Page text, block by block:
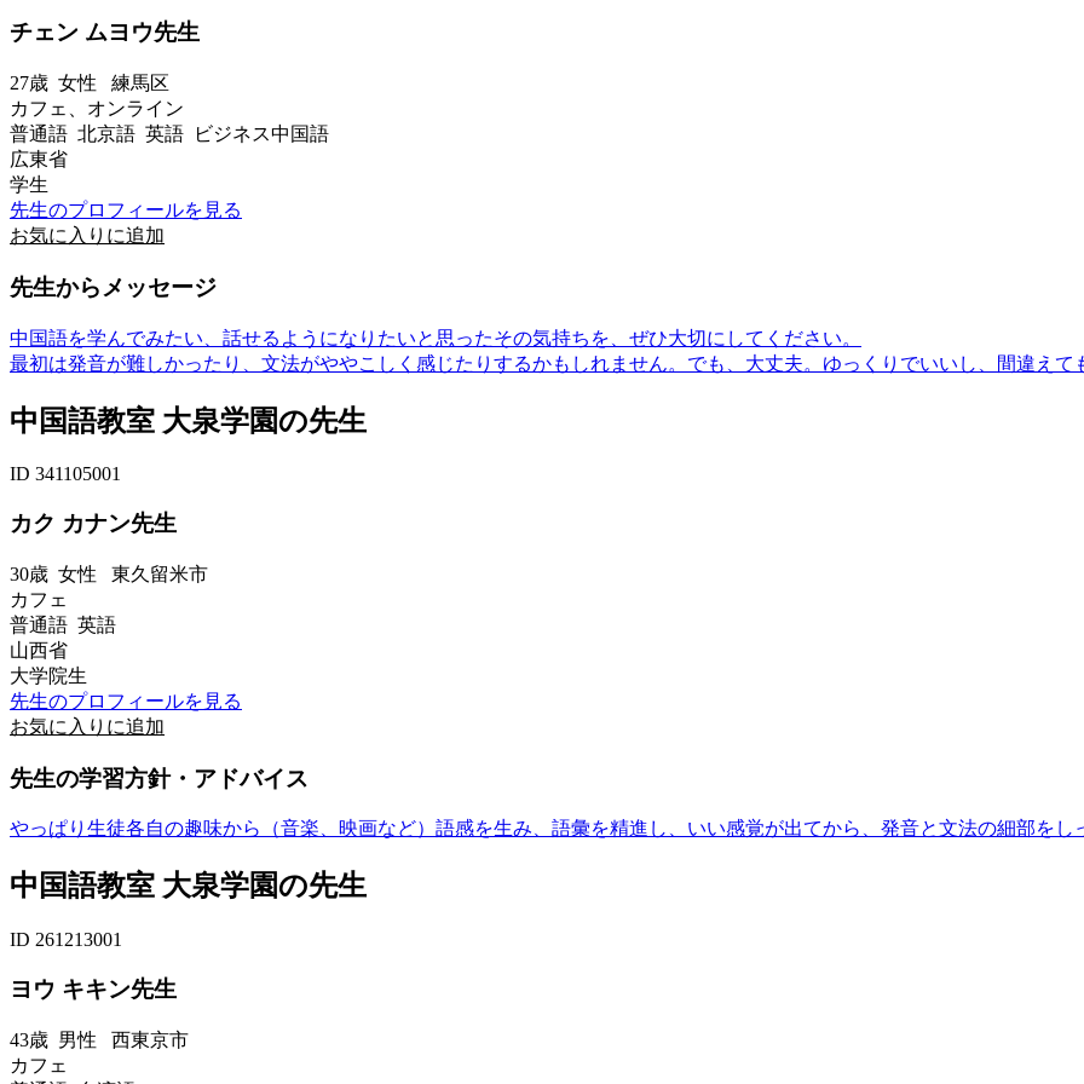
チェン ムヨウ先生
27歳 女性 練馬区
カフェ、オンライン
普通語 北京語 英語 ビジネス中国語
広東省
学生
先生のプロフィールを見る
お気に入りに追加
先生からメッセージ
中国語を学んでみたい、話せるようになりたいと思ったその気持ちを、ぜひ大切にしてください。
最初は発音が難しかったり、文法がややこしく感じたりするかもしれません。でも、大丈夫。ゆっくりでいいし、間違えて
中国語教室 大泉学園の先生
ID 341105001
カク カナン先生
30歳 女性 東久留米市
カフェ
普通語 英語
山西省
大学院生
先生のプロフィールを見る
お気に入りに追加
先生の学習方針・アドバイス
やっぱり生徒各自の趣味から（音楽、映画など）語感を生み、語彙を精進し、いい感覚が出てから、発音と文法の細部を
中国語教室 大泉学園の先生
ID 261213001
ヨウ キキン先生
43歳 男性 西東京市
カフェ